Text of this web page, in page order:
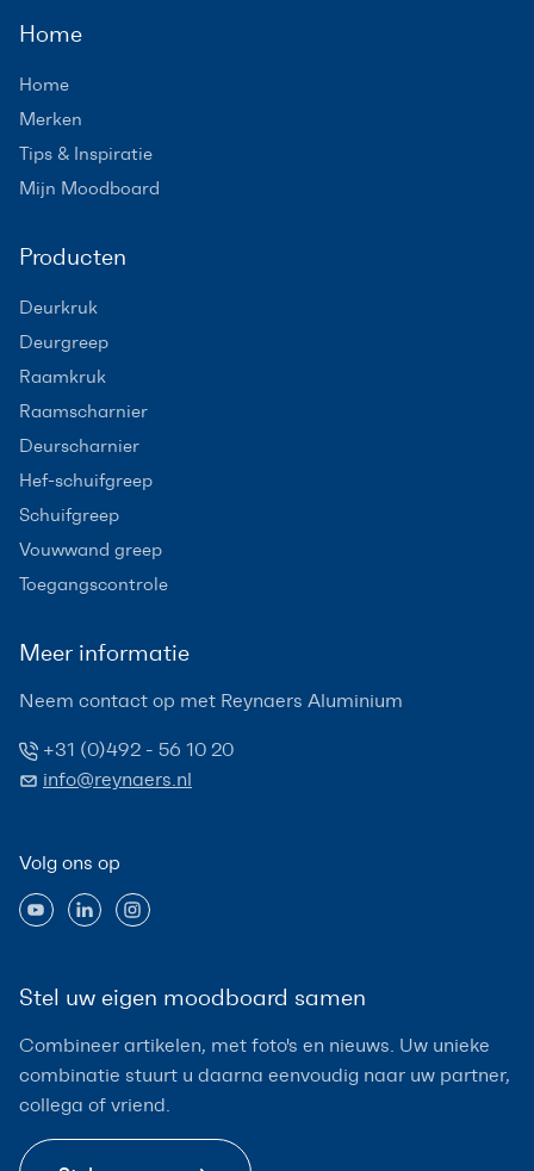
Home
Home
Merken
Tips & Inspiratie
Mijn Moodboard
Producten
Deurkruk
Deurgreep
Raamkruk
Raamscharnier
Deurscharnier
Hef-schuifgreep
Schuifgreep
Vouwwand greep
Toegangscontrole
Meer informatie
Neem contact op met Reynaers Aluminium
+31 (0)492 - 56 10 20
info@reynaers.nl
Volg ons op
Stel uw eigen moodboard samen
Combineer artikelen, met foto's en nieuws. Uw unieke
combinatie stuurt u daarna eenvoudig naar uw partner,
collega of vriend.